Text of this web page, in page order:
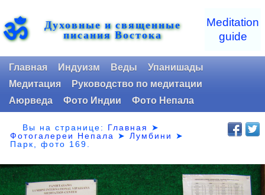
ॐ Духовные и священные
писания Востока
Meditation
guide
Главная Индуизм Веды
Упанишады
Медитация
Руководство по медитации
Аюрведа
Фото Индии Фото Непала
Вы на странице: Главная
➤
Фотогалереи Непала
➤Лумбини
➤
Парк,фото 169.